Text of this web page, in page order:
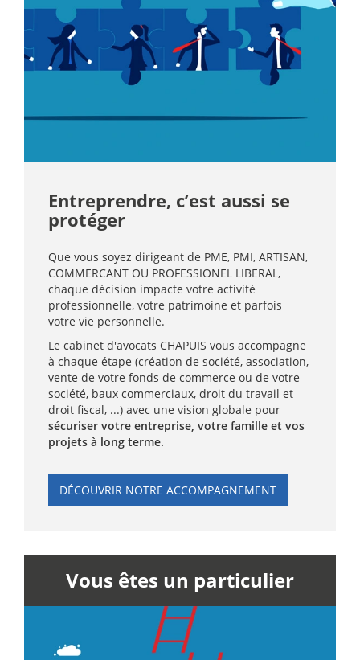
Entreprendre, c’est aussi se
protéger
Que vous soyez dirigeant de PME, PMI, ARTISAN,
COMMERCANT OU PROFESSIONEL LIBERAL,
chaque décision impacte votre activité
professionnelle, votre patrimoine et parfois
votre vie personnelle.
Le cabinet d'avocats CHAPUIS vous accompagne
à chaque étape (création de société, association,
vente de votre fonds de commerce ou de votre
société, baux commerciaux, droit du travail et
droit fiscal, ...) avec une vision globale pour
sécuriser votre entreprise, votre famille et vos
projets à long terme.
DÉCOUVRIR NOTRE ACCOMPAGNEMENT
Vous êtes un particulier